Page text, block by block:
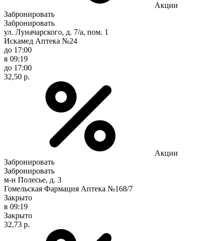
Акции
Забронировать
Забронировать
ул. Луначарского, д. 7/а, пом. 1
Искамед Аптека №24
до 17:00
в 09:19
до 17:00
32,50 р.
Акции
Забронировать
Забронировать
м-н Полесье, д. 3
Гомельская Фармация Аптека №168/7
Закрыто
в 09:19
Закрыто
32,73 р.